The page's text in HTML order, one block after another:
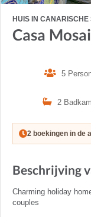
HUIS IN CANARISCHE
Casa
5
2
2 boekingen in de
Beschrijving
Charming holiday
couples